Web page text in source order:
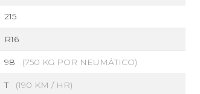
215
R16
98 (750 KG POR NEUMÁTICO)
T (190 KM / HR)